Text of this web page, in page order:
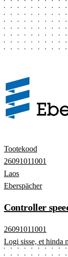
Tootekood
26091011001
Laos
Eberspächer
Controller
26091011001
Logi sisse, et hinda